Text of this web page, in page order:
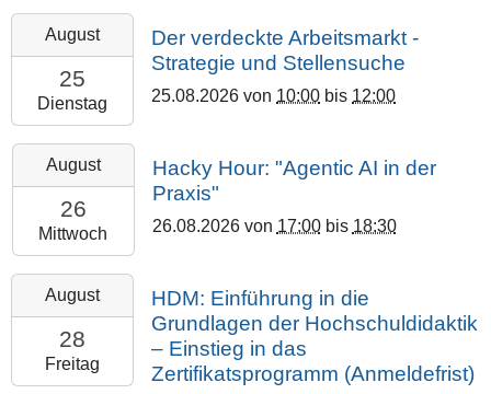
24T23:00:00+02:00
Justus
Universität
Gießen
2026-
25T10:00:00+02:00
2026-
08-
25T12:00:00+02:00
Blue
Button
August
25
Dienstag
Der verdeckte Arbeitsmarkt -
Strategie und Stellensuche
25.08.2026 von 10:00 bis 12:00
2026-
26T17:00:00+02:00
2026-
08-
26T18:30:00+02:00
Makerspace
Gießen,
Walltorstraße
57
August
26
Mittwoch
Hacky Hour: "Agentic AI in der
Praxis"
26.08.2026von 17:00bis 18:30
2026-
28T09:00:00+02:00
2026-
08-
August
28
Freitag
HDM: Einführung in die
Grundlagen der Hochschuldidaktik
– Einstieg in das
Zertifikatsprogramm (Anmeldefrist)